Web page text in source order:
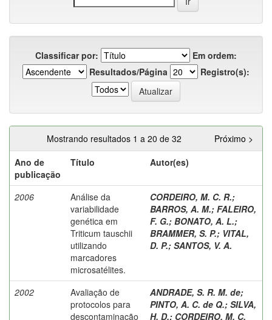
Classificar por:
Em ordem:
Resultados/Página
Registro(s):
Mostrando resultados 1 a 20 de 32
Próximo >
Ano de
publicação
Título Autor(es)
2006
Análise da
variabilidade
genética em
Triticum tauschii
utilizando
marcadores
microsatélites.
CORDEIRO, M. C. R.;
BARROS, A. M.; FALEIRO,
F. G.; BONATO, A. L.;
BRAMMER, S. P.; VITAL,
D. P.; SANTOS, V. A.
2002
Avaliação de
protocolos para
descontaminação
ANDRADE, S. R. M. de;
PINTO, A. C. de Q.; SILVA,
H. D.; CORDEIRO, M. C.